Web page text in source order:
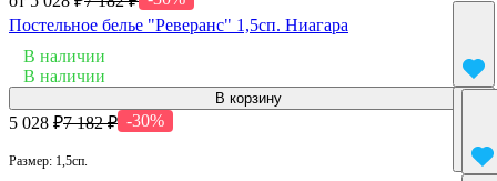
Постельное белье "Реверанс" 1,5сп. Ниагара
В наличии
В наличии
В корзину
5 028 ₽7 182 ₽ -30%
Размер: 1,5сп.